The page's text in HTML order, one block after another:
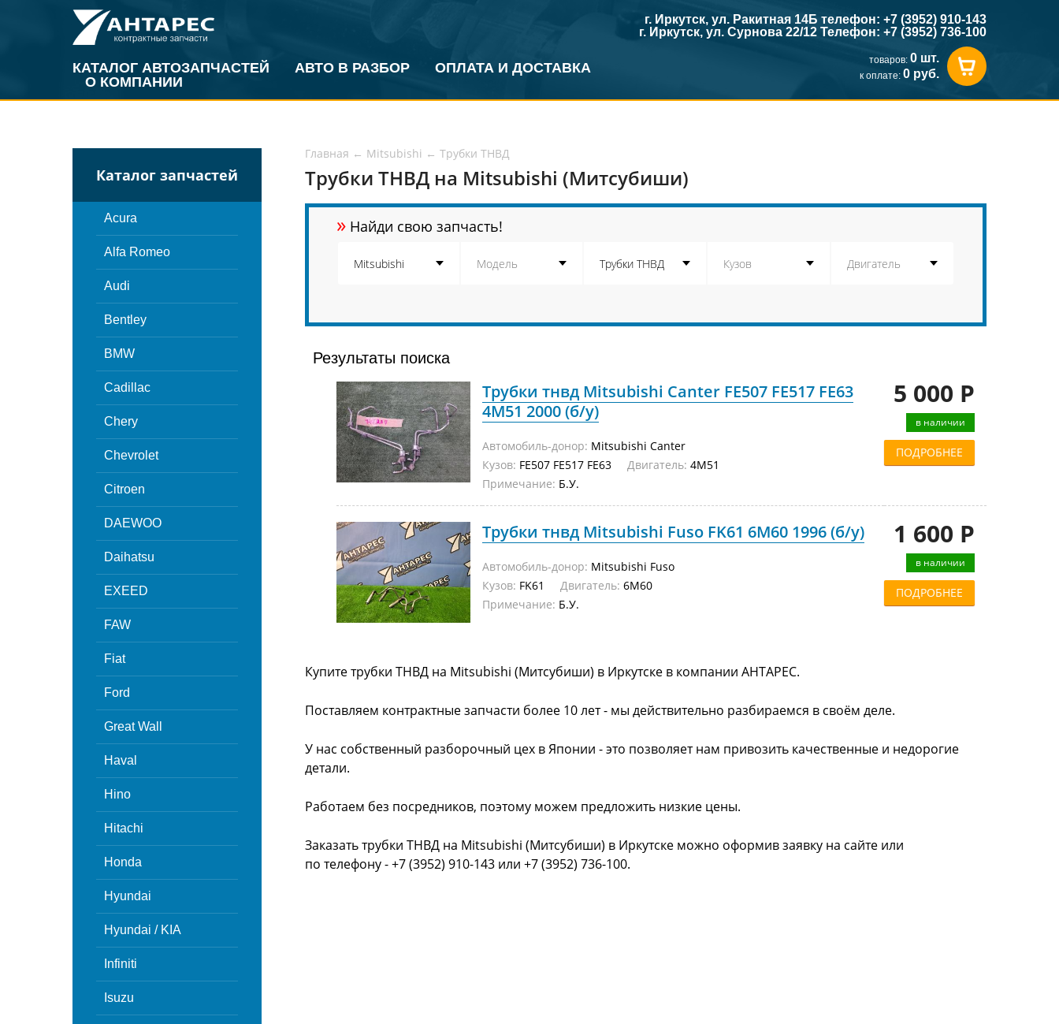
КАТАЛОГ АВТОЗАПЧАСТЕЙ АВТО В РАЗБОР
ОПЛАТА И ДОСТАВКА
О КОМПАНИИ
г. Иркутск, ул. Ракитная 14Б телефон: +7 (3952) 910-143
г. Иркутск, ул. Сурнова 22/12 Телефон: +7 (3952) 736-100
товаров: 0 шт.
к оплате: 0 руб.
Каталог запчастей
Acura
Alfa Romeo
Audi
Bentley
BMW
Cadillac
Chery
Chevrolet
Citroen
DAEWOO
Daihatsu
EXEED
FAW
Fiat
Ford
Great Wall
Haval
Hino
Hitachi
Honda
Hyundai
Hyundai / KIA
Infiniti
Isuzu
Главная ← Mitsubishi ← Трубки ТНВД
Трубки ТНВД на Mitsubishi (Митсубиши)
» Найди свою запчасть!
Результаты поиска
Трубки тнвд Mitsubishi Canter FE507 FE517 FE63
4M51 2000 (б/у)
Автомобиль-донор: Mitsubishi Canter
Кузов: FE507 FE517 FE63 Двигатель: 4M51
Примечание: Б.У.
5 000 Р
в наличии
ПОДРОБНЕЕ
Трубки тнвд Mitsubishi Fuso FK61 6M60 1996 (б/у)
Автомобиль-донор: Mitsubishi Fuso
Кузов: FK61 Двигатель: 6M60
Примечание: Б.У.
1 600 Р
в наличии
ПОДРОБНЕЕ
Купите трубки ТНВД на Mitsubishi (Митсубиши) в Иркутске в компании АНТАРЕС.
Поставляем контрактные запчасти более 10 лет - мы действительно разбираемся в своём деле.
У нас собственный разборочный цех в Японии - это позволяет нам привозить качественные и недорогие
детали.
Работаем без посредников, поэтому можем предложить низкие цены.
Заказать трубки ТНВД на Mitsubishi (Митсубиши) в Иркутске можно оформив заявку на сайте или
по телефону - +7 (3952) 910-143 или +7 (3952) 736-100.